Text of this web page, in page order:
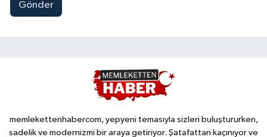
Gönder
memlekettenhabercom, yepyeni temasıyla sizleri buluştururken,
sadelik ve modernizmi bir araya getiriyor. Şatafattan kaçınıyor ve